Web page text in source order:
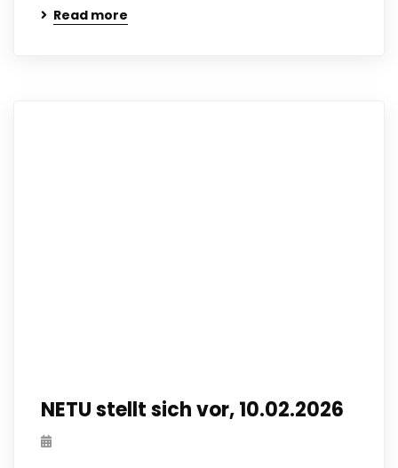
Read more
NETU stellt sich vor, 10.02.2026